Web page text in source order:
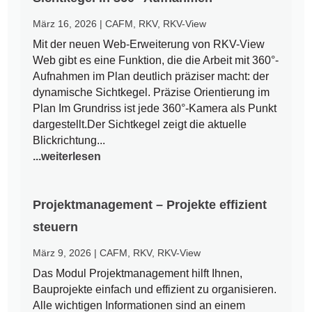
März 16, 2026 |CAFM RKV, RKV-View
Mit der neuen Web-Erweiterung von RKV-View
Web gibt es eine Funktion, die die Arbeit mit 360°-
Aufnahmen im Plan deutlich präziser macht: der
dynamische Sichtkegel. Präzise Orientierung im
Plan Im Grundriss ist jede 360°-Kamera als Punkt
dargestellt.Der Sichtkegel zeigt die aktuelle
Blickrichtung...
...weiterlesen
Projektmanagement – Projekte effizient
steuern
März 9, 2026 |CAFM RKV, RKV-View
Das Modul Projektmanagement hilft Ihnen,
Bauprojekte einfach und effizient zu organisieren.
Alle wichtigen Informationen sind an einem